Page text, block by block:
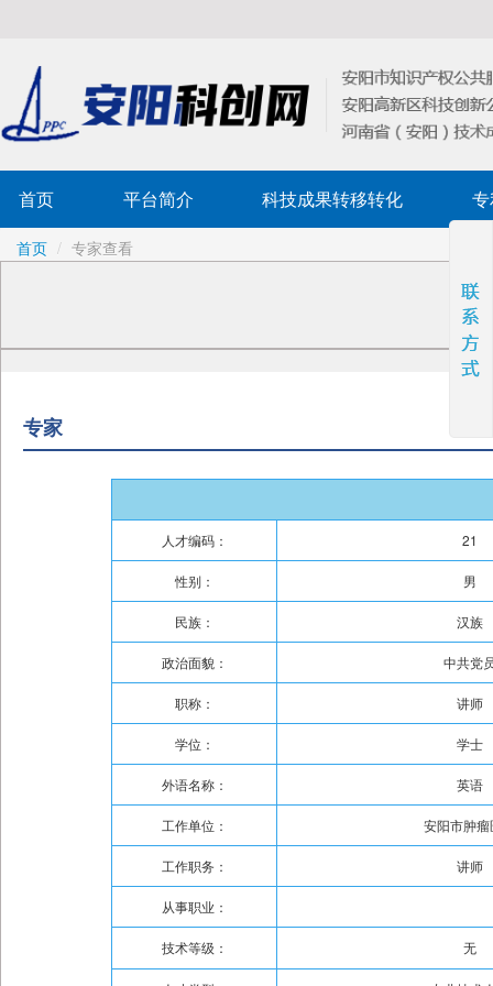
首页 平台简介 科技成果转移转化
首页 / 专家查看
专家
人才编码： 21
性别： 男
民族： 汉族
政治面貌： 中共党
职称： 讲师
学位： 学士
外语名称： 英语
工作单位： 安阳市肿瘤
工作职务： 讲师
从事职业：
技术等级： 无